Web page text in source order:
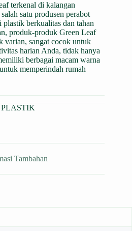
terkenal di kalangan
satu produsen perabot
berkualitas dan tahan
produk-produk Green Leaf
varian, sangat cocok untuk
harian Anda, tidak hanya
berbagai macam warna
memperindah rumah
Tambahan